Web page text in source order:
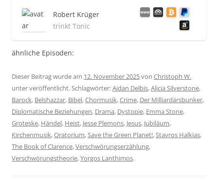
Robert Krüger
trinkt Tonic
ähnliche Episoden:
Dieser Beitrag wurde am 12. November 2025von Christoph W.
unter veröffentlicht. Schlagwörter:Aidan Delbis,Alicia Silverstone,
Barock, Belshazzar, Bibel,Chormusik,Crime, Der Milliardärsbunker,
Diplomatische Beziehungen, Drama, Dystopie, Emma Stone,
Groteske, Händel, Heist, Jesse Plemons, Jesus, Jubiläum,
Kirchenmusik,Oratorium,Save the Green Planet!,Stavros Halkias,
The Book of Clarence,Verschwörungserzählung,
Verschwörungstheorie,Yorgos Lanthimos.